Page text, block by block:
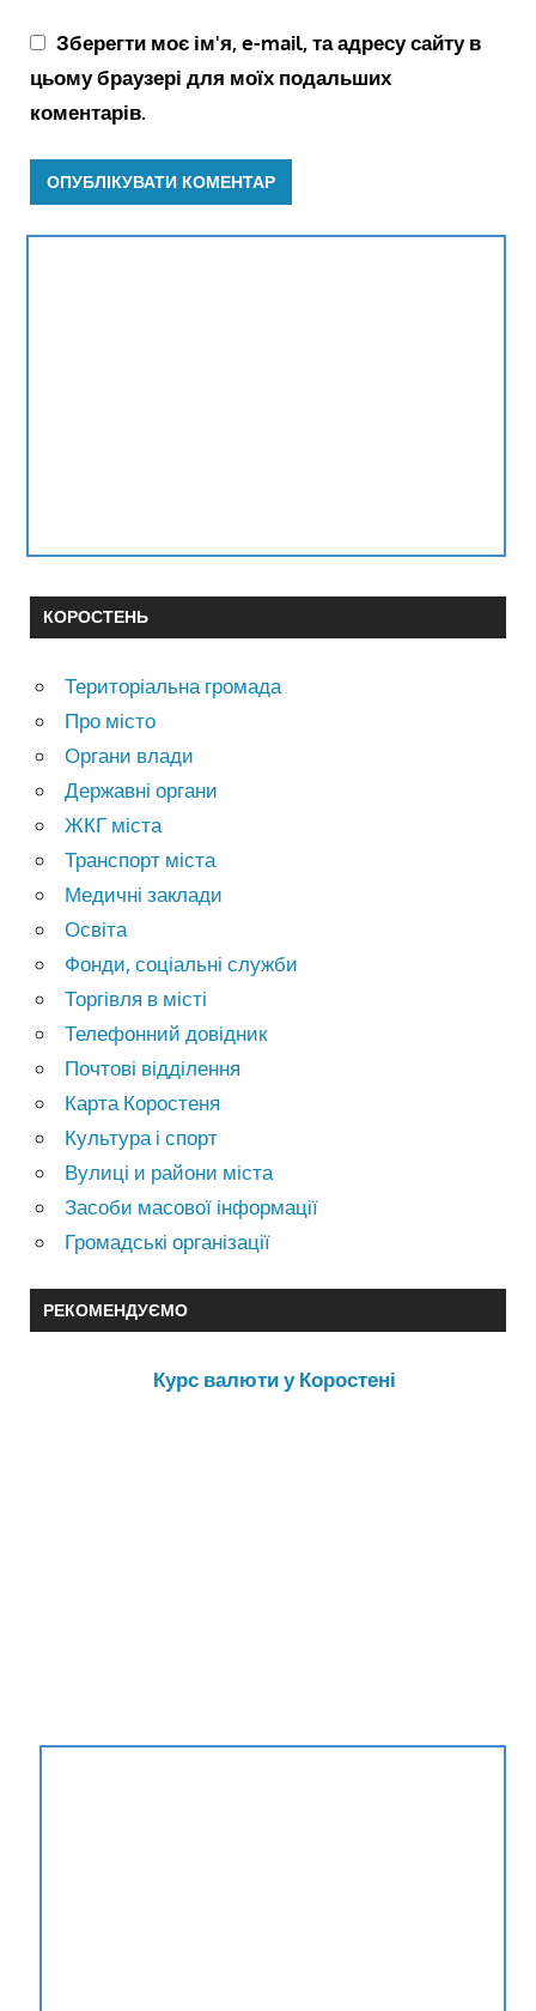
Зберегти моє ім'я, e-mail, та адресу сайту в
цьому браузері для моїх подальших
коментарів.
КОРОСТЕНЬ
Територіальна громада
Про місто
Органи влади
Державні органи
ЖКГ міста
Транспорт міста
Медичні заклади
Освіта
Фонди, соціальні служби
Торгівля в місті
Телефонний довідник
Почтові відділення
Карта Коростеня
Культура і спорт
Вулиці и райони міста
Засоби масової інформації
Громадські організації
РЕКОМЕНДУЄМО
Курс валюти у Коростені